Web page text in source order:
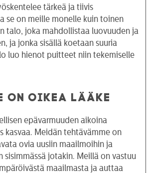
tärkeä ja tiivis
se on meille monelle kuin toinen
talo, joka mahdollistaa luovuuden ja
ja jonka sisällä koetaan suuria
luo hienot puitteet niin tekemiselle
ON OIKEA LÄÄKE
epävarmuuden aikoina
kasvaa. Meidän tehtävämme on
ovia uusiin maailmoihin ja
sisimmässä jotakin. Meillä on vastuu
maailmasta ja auttaa